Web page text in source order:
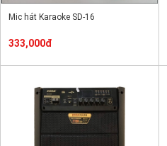
Mic hát Karaoke SD-16
333,000đ